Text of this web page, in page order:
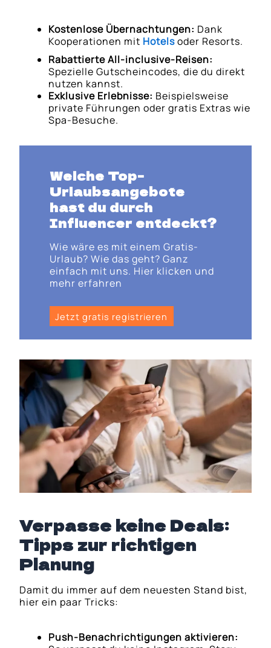
Kostenlose Übernachtungen: Dank
Kooperationen mit Hotelsoder Resorts.
Rabattierte All-inclusive-Reisen:
Spezielle Gutscheincodes, die du direkt
nutzen kannst.
Exklusive Erlebnisse: Beispielsweise
private Führungen oder gratis Extras wie
Spa-Besuche.
Welche Top-
Urlaubsangebote
hast du durch
Influencer entdeckt?
Wie wäre es mit einem Gratis-
Urlaub? Wie das geht? Ganz
einfach mit uns. Hier klicken und
mehr erfahren
Jetzt gratis registrieren
Verpasse keine Deals:
Tipps zur richtigen
Planung
Damit du immer auf dem neuesten Stand bist,
hier ein paar Tricks:
Push-Benachrichtigungen aktivieren: